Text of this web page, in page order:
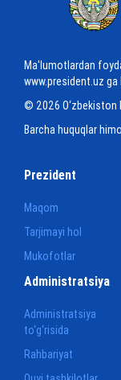
Ma'lumotlardan
www.president.uz
© 2026 O‘zbekiston
Barcha huquqlar
Prezident
Maqom
Tarjimayi hol
Mukofotlar
Administratsiya
Administratsiya
to‘g‘risida
Rahbariyat